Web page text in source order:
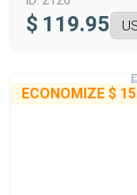
$ 119.95
ECONOMIZE $ 15